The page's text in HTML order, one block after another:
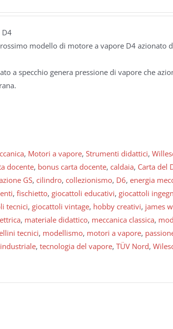
D4
modello di motore a vapore D4 azionato
a specchio genera pressione di vapore che
, Motori a vapore, Strumenti didattici,
docente, bonus carta docente, caldaia, Carta del
GS, cilindro, collezionismo, D6, energia
, fischietto, giocattoli educativi, giocattoli
tecnici, giocattoli vintage, hobby creativi, james
, materiale didattico, meccanica classica,
tecnici, modellismo, motori a vapore,
, tecnologia del vapore, TÜV Nord,